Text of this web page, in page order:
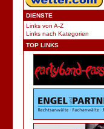
DIENSTE
Links von A-Z
Links nach Kategorien
TOP LINKS